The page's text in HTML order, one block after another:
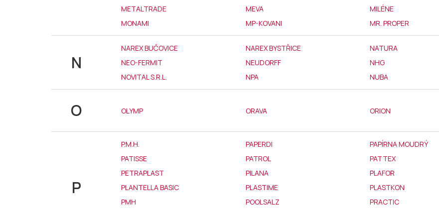
METALTRADE
MEVA MILÉNE
MONAMI
MP-KOVANI MR. PROPER
N
NAREX BUČOVICE NAREX BYSTŘICE NATURA
NEO-FERMIT
NEUDORFF NHG
NOVITAL S.R.L.
NPA NUBA
O OLYMP ORAVA ORION
P
P.M.H. PAPERDI PAPÍRNA MOUDRÝ
PATISSE
PATROL PATTEX
PETRAPLAST
PILANA PLAFOR
PLANTELLA BASIC
PLASTIME PLASTKON
PMH
POOLSALZ PRACTIC